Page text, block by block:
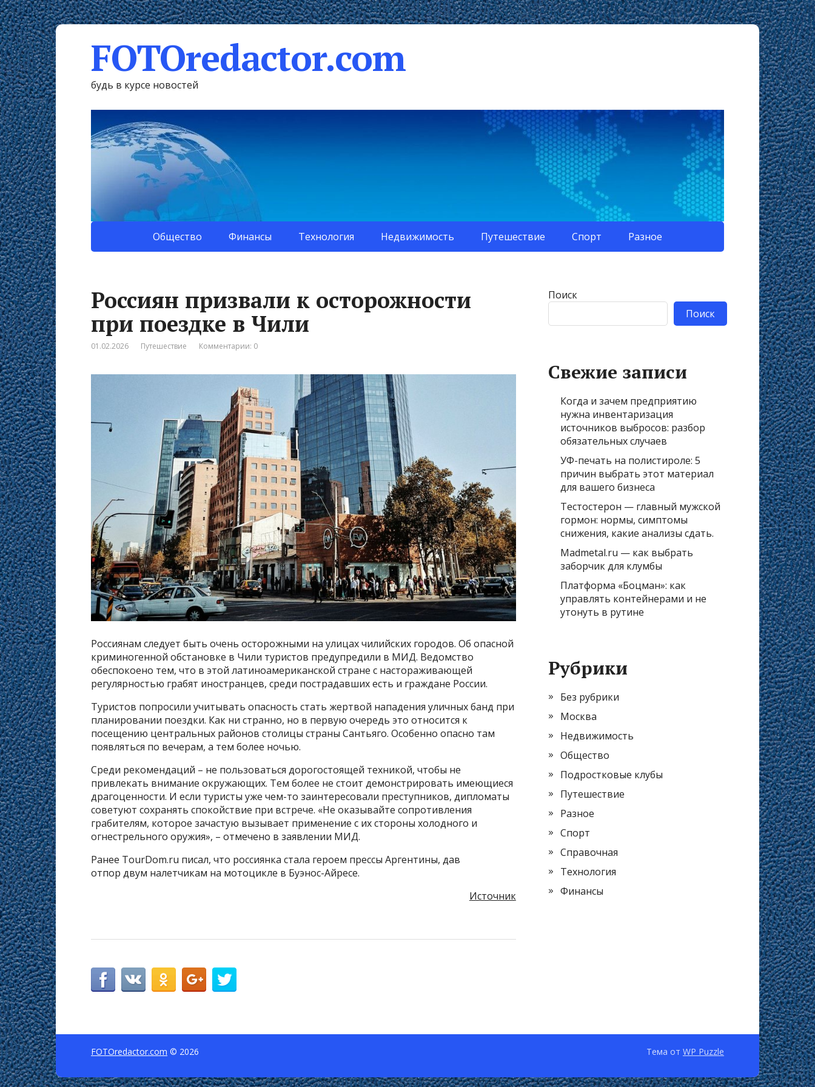
FOTOredactor.com
будь в курсе новостей
Общество Финансы Технология Недвижимость Путешествие Спорт Разное
Россиян призвали к осторожности
при поездке в Чили
01.02.2026 Путешествие Комментарии: 0
Россиянам следует быть очень осторожными на улицах чилийских городов. Об опасной
криминогенной обстановке в Чили туристов предупредили в МИД. Ведомство
обеспокоено тем, что в этой латиноамериканской стране с настораживающей
регулярностью грабят иностранцев, среди пострадавших есть и граждане России.
Туристов попросили учитывать опасность стать жертвой нападения уличных банд при
планировании поездки. Как ни странно, но в первую очередь это относится к
посещению центральных районов столицы страны Сантьяго. Особенно опасно там
появляться по вечерам, а тем более ночью.
Среди рекомендаций – не пользоваться дорогостоящей техникой, чтобы не
привлекать внимание окружающих. Тем более не стоит демонстрировать имеющиеся
драгоценности. И если туристы уже чем-то заинтересовали преступников, дипломаты
советуют сохранять спокойствие при встрече. «Не оказывайте сопротивления
грабителям, которое зачастую вызывает применение с их стороны холодного и
огнестрельного оружия», – отмечено в заявлении МИД.
Ранее TourDom.ru писал, что россиянка стала героем прессы Аргентины, дав
отпор двум налетчикам на мотоцикле в Буэнос-Айресе.
Источник
Поиск
Поиск
Свежие записи
Когда и зачем предприятию
нужна инвентаризация
источников выбросов: разбор
обязательных случаев
УФ-печать на полистироле: 5
причин выбрать этот материал
для вашего бизнеса
Тестостерон — главный мужской
гормон: нормы, симптомы
снижения, какие анализы сдать.
Madmetal.ru — как выбрать
заборчик для клумбы
Платформа «Боцман»: как
управлять контейнерами и не
утонуть в рутине
Рубрики
Без рубрики
Москва
Недвижимость
Общество
Подростковые клубы
Путешествие
Разное
Спорт
Справочная
Технология
Финансы
FOTOredactor.com © 2026 Тема от WP Puzzle